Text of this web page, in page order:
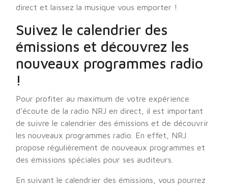
direct et laissez la musique vous emporter !
Suivez le calendrier des
émissions et découvrez les
nouveaux programmes radio
!
Pour profiter au maximum de votre expérience
d’écoute de la radio NRJ en direct, il est important
de suivre le calendrier des émissions et de découvrir
les nouveaux programmes radio. En effet, NRJ
propose régulièrement de nouveaux programmes et
des émissions spéciales pour ses auditeurs.
En suivant le calendrier des émissions, vous pourrez